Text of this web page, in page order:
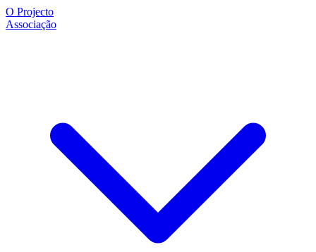
O Projecto
Associação